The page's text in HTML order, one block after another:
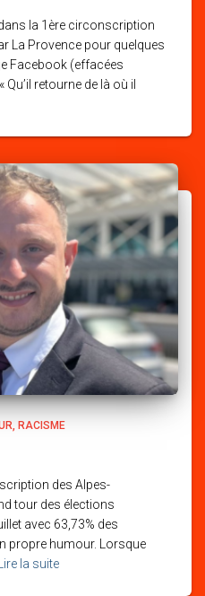
la 1ère circonscription
La Provence pour quelques
Facebook (effacées
retourne de là où il
RACISME
des Alpes-
tour des élections
avec 63,73% des
propre humour. Lorsque
la suite